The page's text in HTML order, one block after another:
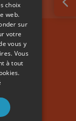
choix
web.
sur
votre
vous y
. Vous
à tout
.